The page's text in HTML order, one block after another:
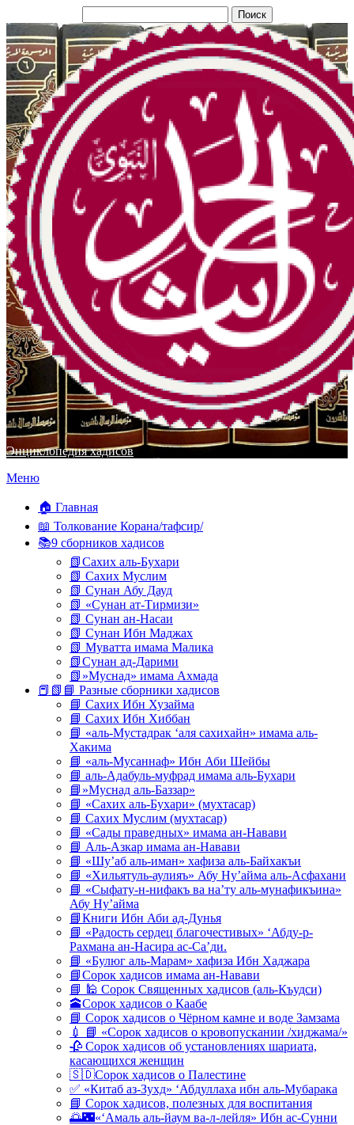
Энциклопедия хадисов
Перейти
содержимому
Меню
🏠 Главная
📖 Толкование Корана/тафсир/
📚9 сборников хадисов
📗Сахих аль-Бухари
📗 Сахих Муслим
📗 Сунан Абу Дауд
📗 «Сунан ат-Тирмизи»
📗 Сунан ан-Насаи
📗 Сунан Ибн Маджах
📗 Муватта имама Малика
📗Сунан ад-Дарими
📗»Муснад» имама Ахмада
📕📗📘 Разные сборники хадисов
📘 Сахих Ибн Хузайма
📘 Сахих Ибн Хиббан
📘 «аль-Мустадрак ‘аля сахихайн» имама аль-
Хакима
📘 «аль-Мусаннаф» Ибн Аби Шейбы
📘 аль-Адабуль-муфрад имама аль-Бухари
📘»Муснад аль-Баззар»
📘 «Сахих аль-Бухари» (мухтасар)
📘 Сахих Муслим (мухтасар)
📘 «Сады праведных» имама ан-Навави
📘 Аль-Азкар имама ан-Навави
📘 «Шу’аб аль-иман» хафиза аль-Байхакъи
📘 «Хильятуль-аулияъ» Абу Ну’айма аль-Асфахани
📘 «Сыфату-н-нифакъ ва на’ту аль-мунафикъина»
Абу Ну’айма
📘Книги Ибн Аби ад-Дунья
📘 «Радость сердец благочестивых» ‘Абду-р-
Рахмана ан-Насира ас-Са’ди.
📘 «Булюг аль-Марам» хафиза Ибн Хаджара
📘Сорок хадисов имама ан-Навави
📘 🕌 Сорок Священных хадисов (аль-Къудси)
🕋Сорок хадисов о Каабе
📘 Сорок хадисов о Чёрном камне и воде Замзама
💉 📘 «Сорок хадисов о кровопускании /хиджама/»
🥀 Сорок хадисов об установлениях шариата,
касающихся женщин
🇸🇩Сорок хадисов о Палестине
✅ «Китаб аз-Зухд» ‘Абдуллаха ибн аль-Мубарака
📘 Сорок хадисов, полезных для воспитания
🌅🌃«‘Амаль аль-йаум ва-л-лейля» Ибн ас-Сунни